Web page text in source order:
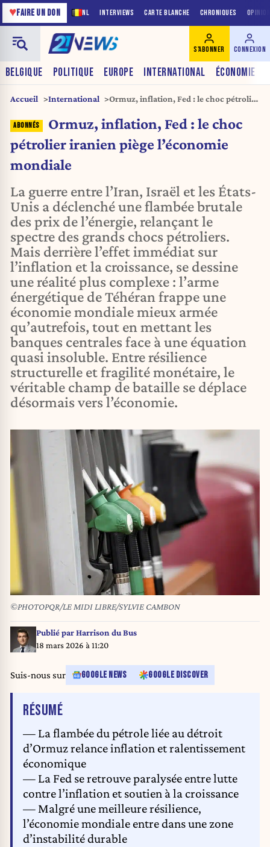
NL INTERVIEWS CARTE BLANCHE CHRONIQUES
♥FAIRE UN DON
BELGIQUE POLITIQUE EUROPE INTERNATIONAL ÉCONOMIE
S'ABONNER CONNEXION
Accueil International
Ormuz, inflation, Fed : le choc pétrolier
Ormuz, inflation, Fed : le choc
pétrolier iranien piège l’économie
mondiale
La guerre entre l’Iran, Israël et les États-
Unis a déclenché une flambée brutale
des prix de l’énergie, relançant le
spectre des grands chocs pétroliers.
Mais derrière l’effet immédiat sur
l’inflation et la croissance, se dessine
une réalité plus complexe : l’arme
énergétique de Téhéran frappe une
économie mondiale mieux armée
qu’autrefois, tout en mettant les
banques centrales face à une équation
quasi insoluble. Entre résilience
structurelle et fragilité monétaire, le
véritable champ de bataille se déplace
désormais vers l’économie.
©PHOTOPQR/LE MIDI LIBRE/SYLVIE CAMBON
Publié parHarrison du Bus
18 mars 2026 à 11:20
Suis-nous sur GOOGLE NEWS GOOGLE DISCOVER
RÉSUMÉDE L'ARTICLE
— La flambée du pétrole liée au détroit
d’Ormuz relance inflation et ralentissement
économique
— La Fed se retrouve paralysée entre lutte
contre l’inflation et soutien à la croissance
— Malgré une meilleure résilience,
l’économie mondiale entre dans une zone
d’instabilité durable